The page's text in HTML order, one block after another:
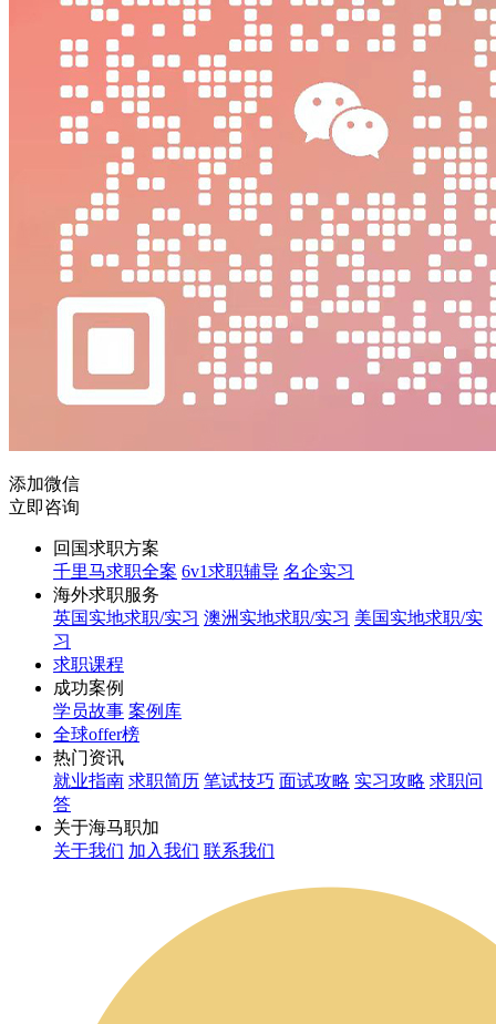
添加微信
立即咨询
回国求职方案
千里马求职全案 6v1求职辅导 名企实习
海外求职服务
英国实地求职/实习 澳洲实地求职/实习 美国实地求职/实
习
求职课程
成功案例
学员故事 案例库
全球offer榜
热门资讯
就业指南 求职简历 笔试技巧 面试攻略 实习攻略 求职问
答
关于海马职加
关于我们 加入我们 联系我们